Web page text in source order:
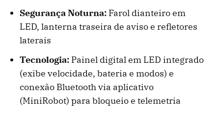
Segurança Noturna: Farol dianteiro em
LED, lanterna traseira de aviso e refletores
laterais
Tecnologia: Painel digital em LED integrado
(exibe velocidade, bateria e modos) e
conexão Bluetooth via aplicativo
(MiniRobot) para bloqueio e telemetria